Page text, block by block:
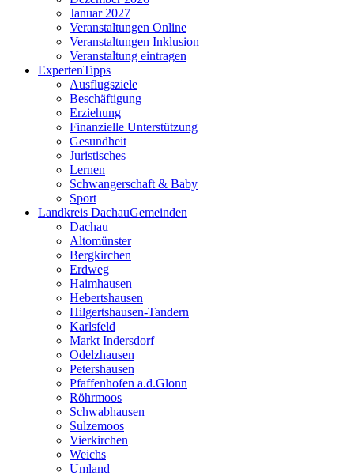
Januar 2027
Veranstaltungen Online
Veranstaltungen Inklusion
Veranstaltung eintragen
ExpertenTipps
Ausflugsziele
Beschäftigung
Erziehung
Finanzielle Unterstützung
Gesundheit
Juristisches
Lernen
Schwangerschaft & Baby
Sport
Landkreis DachauGemeinden
Dachau
Altomünster
Bergkirchen
Erdweg
Haimhausen
Hebertshausen
Hilgertshausen-Tandern
Karlsfeld
Markt Indersdorf
Odelzhausen
Petershausen
Pfaffenhofen a.d.Glonn
Röhrmoos
Schwabhausen
Sulzemoos
Vierkirchen
Weichs
Umland